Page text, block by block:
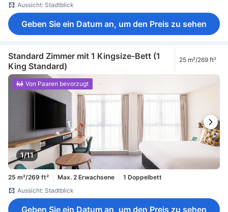
Aussicht: Stadtblick
Geben Sie ein Datum an, um den Preis zu sehen
Standard Zimmer mit 1 Kingsize-Bett (1
King Standard)
25 m²/269 ft²
1/11
Von Paaren bevorzugt
25 m²/269 ft² Max. 2 Erwachsene
1 Doppelbett
Aussicht: Stadtblick
Geben Sie ein Datum an, um den Preis zu sehen